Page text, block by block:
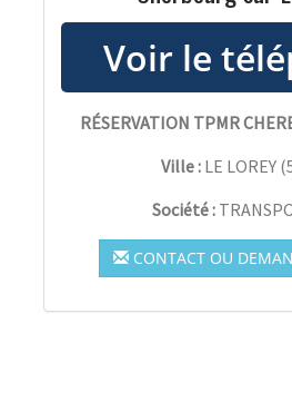
RÉSERVATION TPMR
Ville : LE LOREY (
Société :
CONTACT OU